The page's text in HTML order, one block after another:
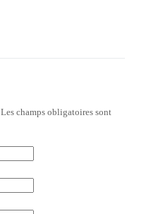
Les champs obligatoires sont